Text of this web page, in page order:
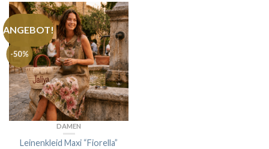
-50%
ANGEBOT!
DAMEN
Leinenkleid Maxi “Fiorella”